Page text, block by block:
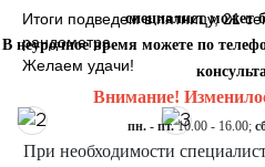
Итоги подведем в пятницу, 21
рандометра.
Желаем удачи!
специалист может
В неурочное время можете по
Внимание!
пн. - пт.10.00 - 16.00;
При необходимости